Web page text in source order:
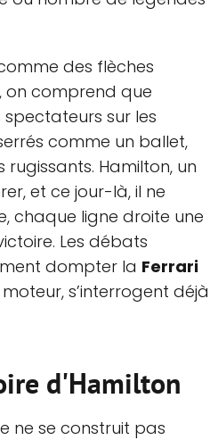
des flèches
on comprend que
sur les
comme un ballet,
Hamilton, un
et ce jour-là, il ne
chaque ligne droite une
Les débats
dompter la Ferrari
s’interrogent déjà
d'Hamilton
ne se construit pas